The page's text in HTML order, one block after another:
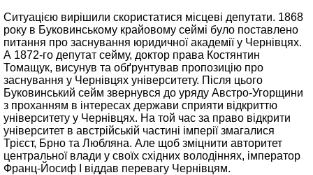
Ситуацією вирішили скористатися місцеві депутати. 1868
року в Буковинському крайовому сеймі було поставлено
питання про заснування юридичної академії у Чернівцях.
А 1872-го депутат сейму, доктор права Костянтин
Томащук, висунув та обґрунтував пропозицію про
заснування у Чернівцях університету. Після цього
Буковинський сейм звернувся до уряду Австро-Угорщини
з проханням в інтересах держави сприяти відкриттю
університету у Чернівцях. На той час за право відкрити
університет в австрійській частині імперії змагалися
Трієст, Брно та Любляна. Але щоб зміцнити авторитет
центральної влади у своїх східних володіннях, імператор
Франц-Йосиф I віддав перевагу Чернівцям.